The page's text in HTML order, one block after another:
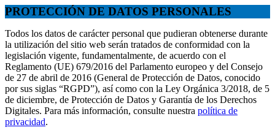
PROTECCIÓN DE DATOS PERSONALES
Todos los datos de carácter personal que pudieran obtenerse durante
la utilización del sitio web serán tratados de conformidad con la
legislación vigente, fundamentalmente, de acuerdo con el
Reglamento (UE) 679/2016 del Parlamento europeo y del Consejo
de 27 de abril de 2016 (General de Protección de Datos, conocido
por sus siglas “RGPD”), así como con la Ley Orgánica 3/2018, de 5
de diciembre, de Protección de Datos y Garantía de los Derechos
Digitales. Para más información, consulte nuestra política de
privacidad.